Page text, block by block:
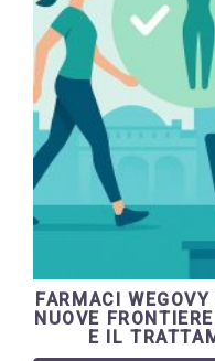
FARMACI
NUOVE
E IL